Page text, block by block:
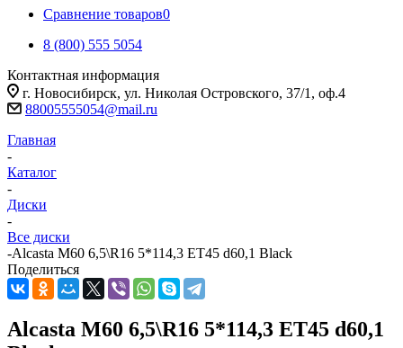
Сравнение товаров0
8 (800) 555 5054
Контактная информация
г. Новосибирск, ул. Николая Островского, 37/1, оф.4
88005555054@mail.ru
Главная
-
Каталог
-
Диски
-
Все диски
-Alcasta M60 6,5\R16 5*114,3 ET45 d60,1 Black
Поделиться
Alcasta M60 6,5\R16 5*114,3 ET45 d60,1